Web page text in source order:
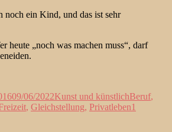
noch ein Kind, und das ist sehr
heute „noch was machen muss“, darf
09/06/2022Kunst und künstlichBeruf,
, Gleichstellung, Privatleben1